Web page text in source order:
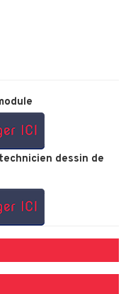
dessin de